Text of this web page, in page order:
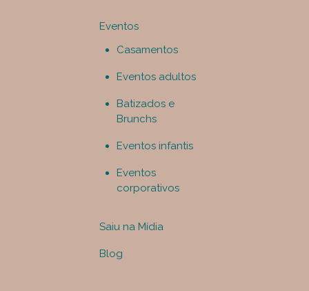
Eventos
Casamentos
Eventos adultos
Batizados e
Brunchs
Eventos infantis
Eventos
corporativos
Saiu na Mídia
Blog